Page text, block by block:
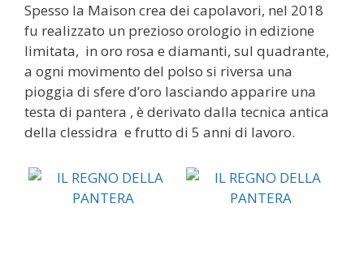
Spesso la Maison crea dei capolavori, nel 2018
fu realizzato un prezioso orologio in edizione
limitata, in oro rosa e diamanti, sul quadrante,
a ogni movimento del polso si riversa una
pioggia di sfere d’oro lasciando apparire una
testa di pantera , è derivato dalla tecnica antica
della clessidra e frutto di 5 anni di lavoro.